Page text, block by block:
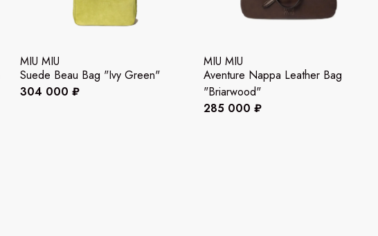
MIU MIU
Suede Beau Bag "Ivy Green"
304 000 ₽
MIU MIU
Aventure Nappa Leather Bag
"Briarwood"
285 000 ₽